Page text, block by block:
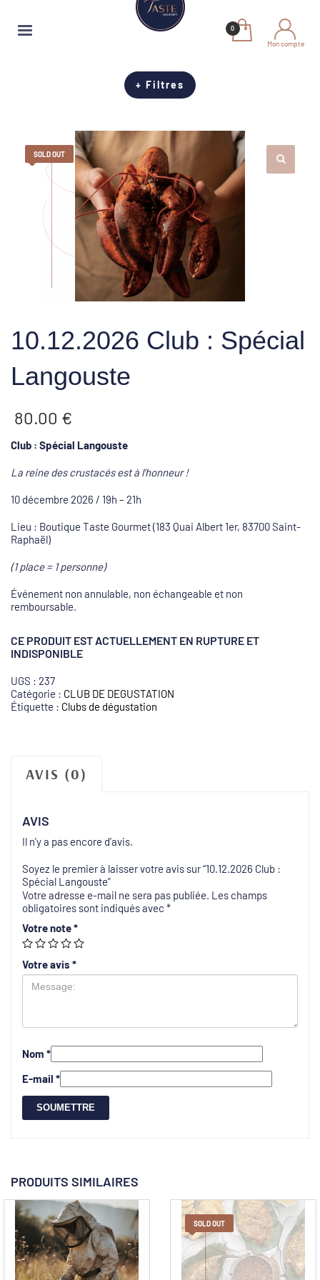
Mon compte
+ Filtres
SOLD OUT
10.12.2026 Club : Spécial
Langouste
80.00 €
Club : Spécial Langouste
La reine des crustacés est à l’honneur !
10 décembre 2026 / 19h – 21h
Lieu : Boutique Taste Gourmet (183 Quai Albert 1er, 83700 Saint-
Raphaël)
(1 place = 1 personne)
Événement non annulable, non échangeable et non
remboursable.
CE PRODUIT EST ACTUELLEMENT EN RUPTURE ET
INDISPONIBLE
UGS : 237
Catégorie : CLUB DE DEGUSTATION
Étiquette : Clubs de dégustation
AVIS (0)
AVIS
Il n’y a pas encore d’avis.
Soyez le premier à laisser votre avis sur “10.12.2026 Club :
Spécial Langouste”
Votre adresse e-mail ne sera pas publiée. Les champs
obligatoires sont indiqués avec *
Votre note*
Votre avis *
Nom *
E-mail *
PRODUITS SIMILAIRES
SOLD OUT